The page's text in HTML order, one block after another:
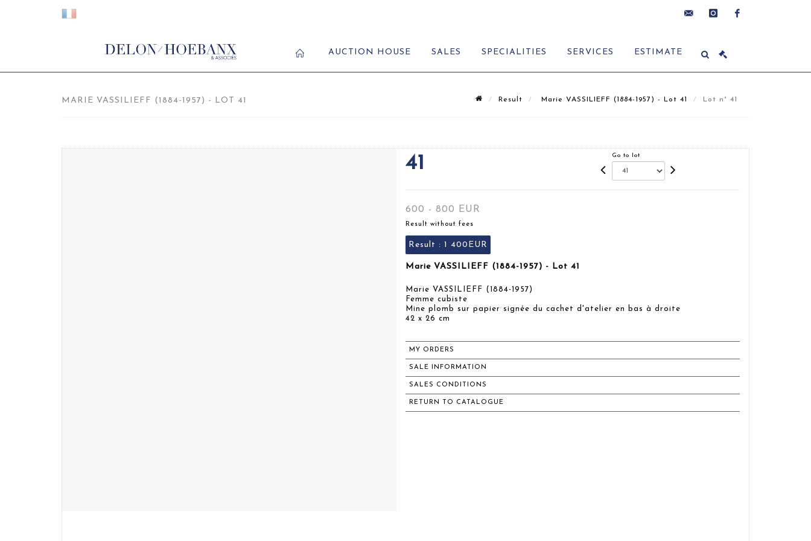
AUCTION HOUSE SALES SPECIALITIES SERVICES ESTIMATE
MARIE VASSILIEFF (1884-1957) - LOT 41 Result Marie VASSILIEFF (1884-1957) - Lot 41 Lot n° 41
41 Go to lot
600 - 800 EUR
Result without fees
Result : 1 400EUR
Marie VASSILIEFF (1884-1957) - Lot 41
Marie VASSILIEFF (1884-1957)
Femme cubiste
Mine plomb sur papier signée du cachet d'atelier en bas à droite
42 x 26 cm
MY ORDERS
SALE INFORMATION
SALES CONDITIONS
RETURN TO CATALOGUE